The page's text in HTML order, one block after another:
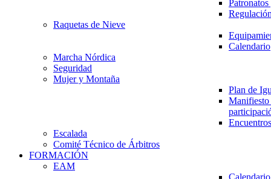
Raquetas de Nieve
Calendario
Marcha Nórdica
Seguridad
Mujer y Montaña
Plan de
Escalada
Comité Técnico de Árbitros
FORMACIÓN
EAM